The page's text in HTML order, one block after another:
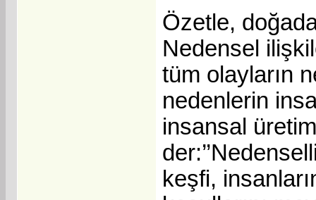
Özetle,
Nedensel
tüm olayların
nedenlerin
insansal
keşfi,